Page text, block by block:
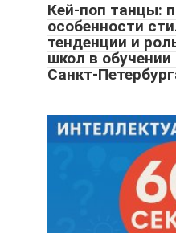
Кей-поп танцы:
особенности
тенденции и
школ в
Санкт-